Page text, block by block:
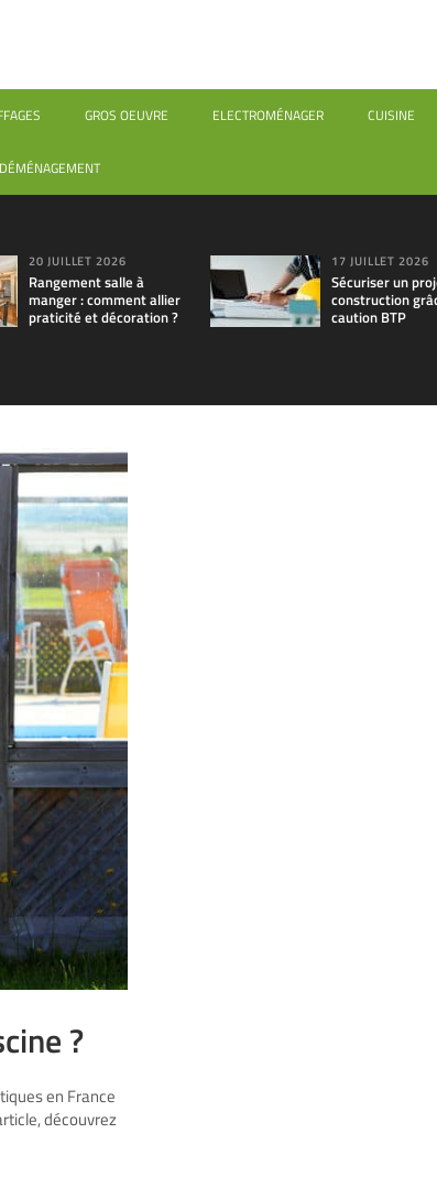
GROS OEUVRE ELECTROMÉNAGER CUISINE
DÉMÉNAGEMENT
20 JUILLET 2026
Rangement salle à
manger : comment allier
praticité et décoration ?
17 JUILLET 2026
Sécuriser un
construction
caution BTP
?
en France
découvrez